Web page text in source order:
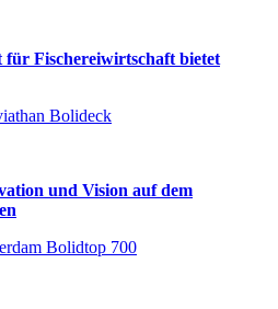
Fischereiwirtschaft bietet
und Vision auf dem